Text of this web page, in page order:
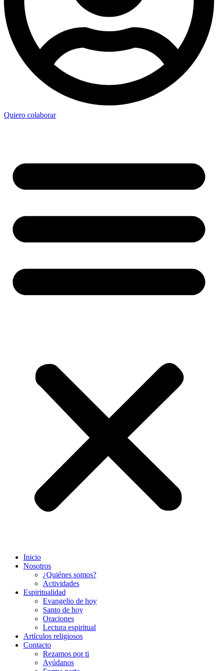
Quiero colaborar
Inicio
Nosotros
¿Quiénes somos?
Actividades
Espiritualidad
Evangelio de hoy
Santo de hoy
Oraciones
Lectura espiritual
Artículos religiosos
Contacto
Rezamos por ti
Ayúdanos